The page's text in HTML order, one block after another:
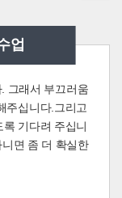
업
그래서 부끄러움
주십니다.그리고
기다려 주십니
면 좀 더 확실한